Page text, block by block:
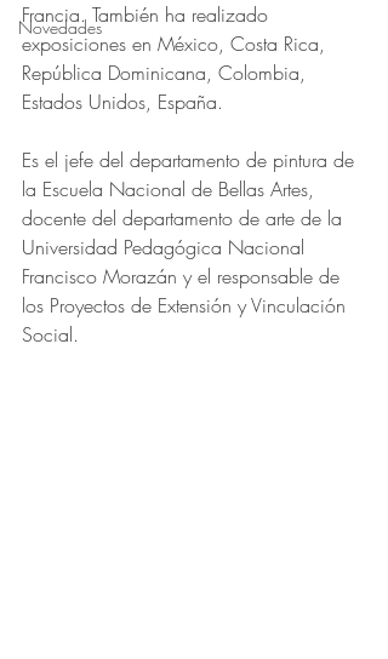
Novedades
Francia. También ha realizado
exposiciones en México, Costa Rica,
República Dominicana, Colombia,
Estados Unidos, España.
Es el jefe del departamento de pintura de
la Escuela Nacional de Bellas Artes,
docente del departamento de arte de la
Universidad Pedagógica Nacional
Francisco Morazán y el responsable de
los Proyectos de Extensión y Vinculación
Social.